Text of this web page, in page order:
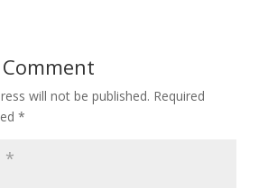
will not be published. Required
*